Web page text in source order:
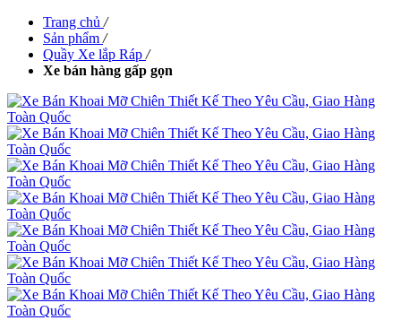
Trang chủ /
Sản phẩm /
Quầy Xe lắp Ráp /
Xe bán hàng gấp gọn